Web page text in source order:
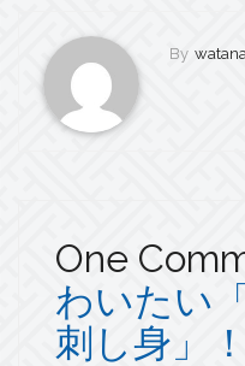
By
One
わいたい
刺し身」！